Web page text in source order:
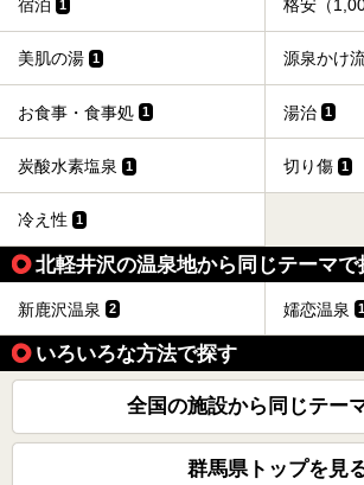
宿泊 1 格安（
美肌の湯 1 源泉かけ
お食事・食事処 1 湯治 1
炭酸水素塩泉 1 切り傷 1
冷え性 1
北軽井沢の温泉地から同じテーマで
新鹿沢温泉 2 嬬恋温泉 1
いろいろな方法で探す
全国の施設から同じテー
群馬県トップを見